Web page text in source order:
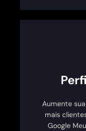
Aumente
mais
Google